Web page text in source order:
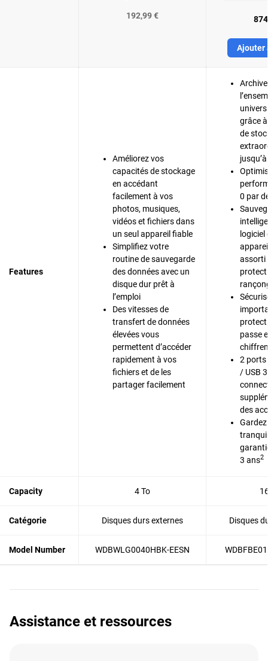
192,99 €
Ajouter
Features
Améliorez vos
capacités de stockage
en accédant
facilement à vos
photos, musiques,
vidéos et fichiers dans
un seul appareil fiable
Simplifiez votre
routine de sauvegarde
des données avec un
disque dur prêt à
l’emploi
Des vitesses de
transfert de données
élevées vous
permettent d’accéder
rapidement à vos
fichiers et de les
partager facilement
grâce
de
0 par
logiciel
assorti
passe
2 ports
/ USB
des
Gardez
3 ans2
Capacity 4 To
Catégorie Disques durs externes Disques
Model Number WDBWLG0040HBK-EESN
Assistance et ressources